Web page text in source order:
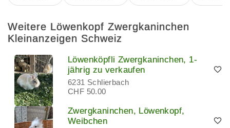
Weitere Löwenkopf Zwergkaninchen
Kleinanzeigen Schweiz
Löwenköpfli Zwergkaninchen, 1-
jährig zu verkaufen
6231 Schlierbach
CHF 50.00
Zwergkaninchen, Löwenkopf,
Weibchen